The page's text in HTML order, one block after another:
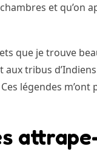
et qu’on
que je trouve
tribus
légendes